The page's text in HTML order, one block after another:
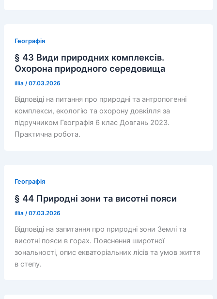
Географія
§ 43 Види природних комплексів.
Охорона природного середовища
illia /07.03.2026
Відповіді на питання про природні та антропогенні
комплекси, екологію та охорону довкілля за
підручником Географія 6 клас Довгань 2023.
Практична робота.
Географія
§ 44 Природні зони та висотні пояси
illia /07.03.2026
Відповіді на запитання про природні зони Землі та
висотні пояси в горах. Пояснення широтної
зональності, опис екваторіальних лісів та умов життя
в степу.